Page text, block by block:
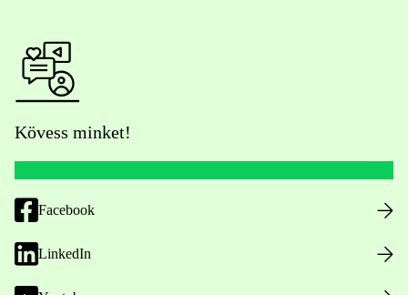
Kövess minket!
Facebook
LinkedIn